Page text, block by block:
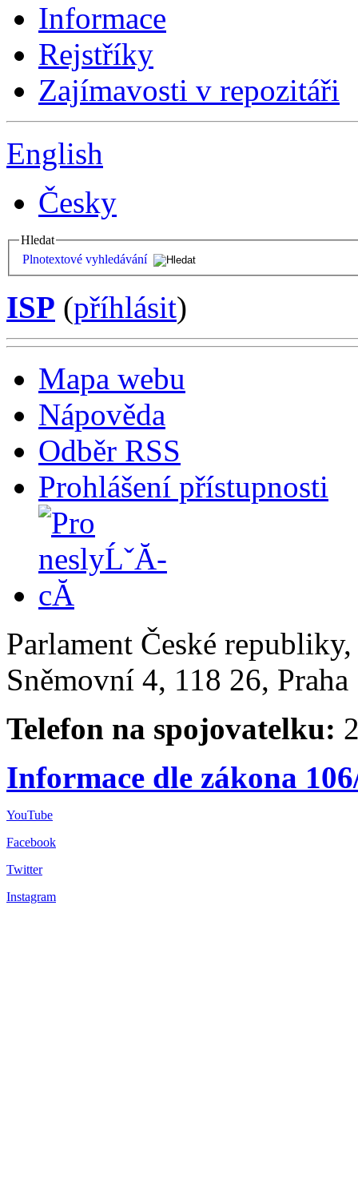
Informace
Rejstříky
Zajímavosti v repozitáři
English
Česky
Hledat
Plnotextové vyhledávání
ISP (příhlásit)
Mapa webu
Nápověda
Odběr RSS
Prohlášení přístupnosti
Parlament České
Sněmovní 4, 118 26,
Telefon na spojovatelku:
Informace dle zákona
YouTube
Facebook
Twitter
Instagram